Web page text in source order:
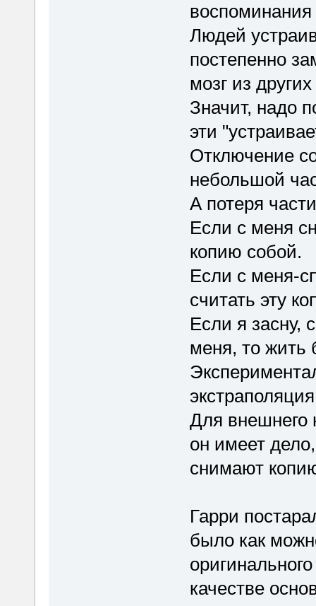
воспоминания
Людей
постепенно
мозг из
Значит, надо
эти
Отключение
небольшой
А потеря
Если с меня
копию собой.
Если с меня-
считать эту
Если я засну,
меня, то жить
Для внешнего
он имеет
снимают
Гарри
было как
качестве